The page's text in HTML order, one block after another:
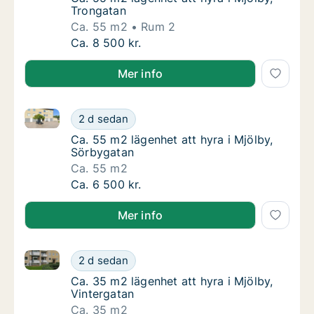
Trongatan
Ca. 55 m2
Rum 2
Ca. 55 m2 lägenhet att hyra i Mjölby,
Ca. 8 500 kr.
Mer info
Ca. 55 m2 lägenhet att hyra i Mjölby,
2 d sedan
Ca. 55 m2 lägenhet att hyra i Mjölby, Sörbygatan
Ca. 55 m2 lägenhet att hyra i Mjölby,
Ca. 55 m2 lägenhet att hyra i Mjölby,
Sörbygatan
Ca. 55 m2
Ca. 55 m2 lägenhet att hyra i Mjölby,
Ca. 6 500 kr.
Mer info
Ca. 35 m2 lägenhet att hyra i Mjölby,
2 d sedan
Ca. 35 m2 lägenhet att hyra i Mjölby, Vintergatan
Ca. 35 m2 lägenhet att hyra i Mjölby,
Ca. 35 m2 lägenhet att hyra i Mjölby,
Vintergatan
Ca. 35 m2